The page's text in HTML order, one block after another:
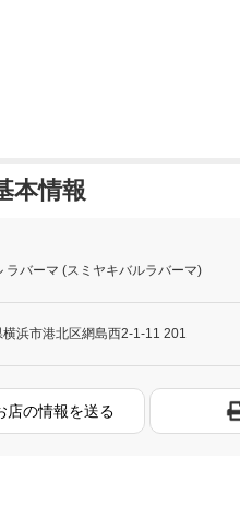
本情報
ラバーマ (スミヤキバルラバーマ)
浜市港北区網島西2-1-11 201
店の情報を送る